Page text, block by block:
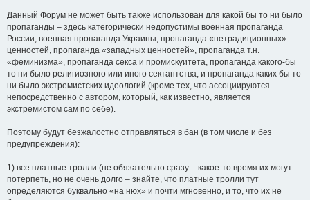
Данный Форум не может быть также использован для какой бы то ни было
пропаганды – здесь категорически недопустимы военная пропаганда
России, военная пропаганда Украины, пропаганда «нетрадиционных»
ценностей, пропаганда «западных ценностей», пропаганда т.н.
«феминизма», пропаганда секса и промискуитета, пропаганда какого-бы
то ни было религиозного или иного сектантства, и пропаганда каких бы то
ни было экстремистских идеологий (кроме тех, что ассоциируются
непосредственно с автором, который, как известно, является
экстремистом сам по себе).
Поэтому будут безжалостно отправляться в бан (в том числе и без
предупреждения):
1) все платные тролли (не обязательно сразу – какое-то время их могут
потерпеть, но не очень долго – знайте, что платные тролли тут
определяются буквально «на нюх» и почти мгновенно, и то, что их не